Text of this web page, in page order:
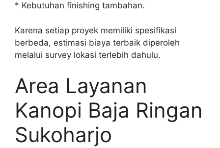
* Kebutuhan finishing tambahan.
Karena setiap proyek memiliki spesifikasi
berbeda, estimasi biaya terbaik diperoleh
melalui survey lokasi terlebih dahulu.
Area Layanan
Kanopi Baja Ringan
Sukoharjo